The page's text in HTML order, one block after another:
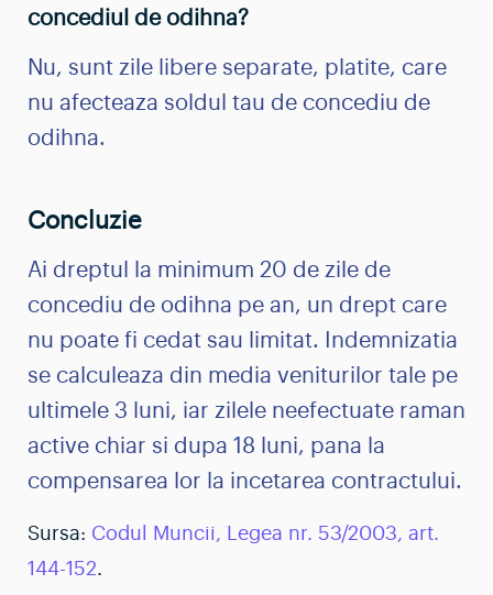
concediul de odihna?
Nu, sunt zile libere separate, platite, care
nu afecteaza soldul tau de concediu de
odihna.
Concluzie
Ai dreptul la minimum 20 de zile de
concediu de odihna pe an, un drept care
nu poate fi cedat sau limitat. Indemnizatia
se calculeaza din media veniturilor tale pe
ultimele 3 luni, iar zilele neefectuate raman
active chiar si dupa 18 luni, pana la
compensarea lor la incetarea contractului.
Sursa: Codul Muncii, Legea nr. 53/2003, art.
144-152